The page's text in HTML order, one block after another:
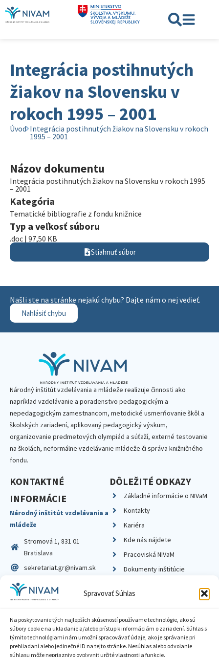
Spravovať Súhlas
Na poskytovanie tých najlepších skúseností používame technológie, ako sú
súbory cookie na ukladanie a/alebo prístup k informáciám o zariadení. Súhlas s
týmito technológiami nám umožní spracovávať údaje, ako je správanie pri
prehliadaní alebo jedinečné ID na tejto stránke. Nesúhlas alebo odvolanie
súhlasu môže nepriaznivo ovplyvniť určité vlastnosti a funkcie.
Integrácia postihnutých
žiakov na Slovensku v
rokoch 1995 – 2001
Úvod Integrácia postihnutých žiakov na Slovensku v rokoch
1995 – 2001
Názov dokumentu
Integrácia postihnutých žiakov na Slovensku v rokoch 1995
– 2001
Kategória
Tematické bibliografie z fondu knižnice
Typ a veľkosť súboru
.doc | 97,50 KB
Stiahnuť súbor
Našli ste na stránke nejakú chybu? Dajte nám o nej vedieť.
Nahlásiť chybu
Národný inštitút vzdelávania a mládeže realizuje činnosti ako
napríklad vzdelávanie a poradenstvo pedagogickým a
nepedagogickým zamestnancom, metodické usmerňovanie škôl a
školských zariadení, aplikovaný pedagogický výskum,
organizovanie predmetových olympiád a súťaží, externé testovanie
na školách, neformálne vzdelávanie mládeže či správa knižničného
fondu.
KONTAKTNÉ
INFORMÁCIE
Národný inštitút vzdelávania a
mládeže
Stromová 1, 831 01
Bratislava
sekretariat.gr@nivam.sk
IČO: 00164348
DIČ: 2020798714
DÔLEŽITÉ ODKAZY
Základné informácie o NIVaM
Kontakty
Kariéra
Kde nás nájdete
Pracoviská NIVaM
Dokumenty inštitúcie
Zásady ochrany súkromia